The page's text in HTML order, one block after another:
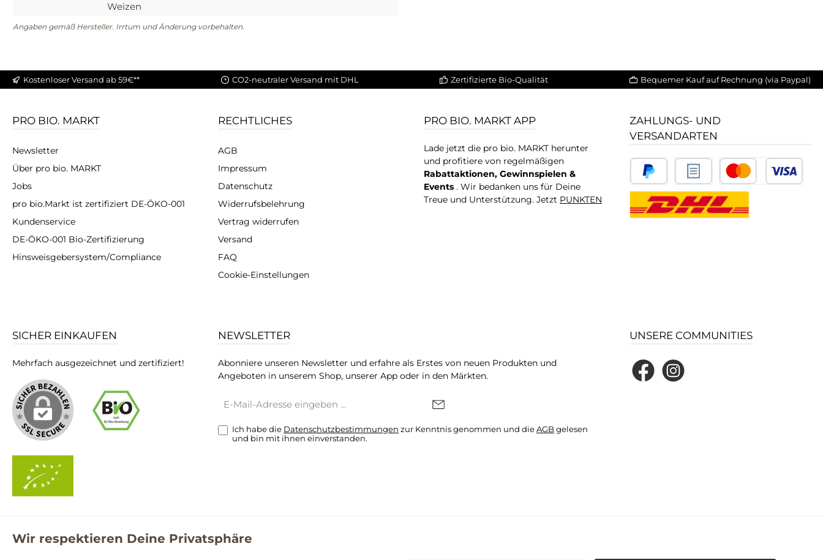
Weizen
Angaben gemäß Hersteller. Irrtum und Änderung vorbehalten.
Kostenloser Versand ab 59€** CO2-neutraler Versand mit DHL Zertifizierte Bio-Qualität Bequemer Kauf auf Rechnung (via Paypal)
PRO BIO. MARKT
Newsletter
Über pro bio. MARKT
Jobs
pro bio.Markt ist zertifiziert DE-ÖKO-001
Kundenservice
DE-ÖKO-001 Bio-Zertifizierung
Hinsweisgebersystem/Compliance
RECHTLICHES
AGB
Impressum
Datenschutz
Widerrufsbelehrung
Vertrag widerrufen
Versand
FAQ
Cookie-Einstellungen
PRO BIO. MARKT APP
Lade jetzt die pro bio. MARKT herunter
und profitiere von regelmäßigen
Rabattaktionen, Gewinnspielen &
Events . Wir bedanken uns für Deine
Treue und Unterstützung. Jetzt PUNKTEN
ZAHLUNGS- UND
VERSANDARTEN
SICHER EINKAUFEN
Mehrfach ausgezeichnet und zertifiziert!
NEWSLETTER
Abonniere unseren Newsletter und erfahre als Erstes von neuen Produkten und
Angeboten in unserem Shop, unserer App oder in den Märkten.
Mail-
Ich habe die Datenschutzbestimmungen zur Kenntnis genommen und dieAGBgelesen
und bin mit ihnen einverstanden.
UNSERE COMMUNITIES
FacebookInstagram
Wir respektieren Deine Privatsphäre